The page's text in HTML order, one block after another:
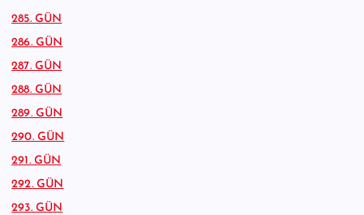
285. GÜN
286. GÜN
287. GÜN
288. GÜN
289. GÜN
290. GÜN
291. GÜN
292. GÜN
293. GÜN